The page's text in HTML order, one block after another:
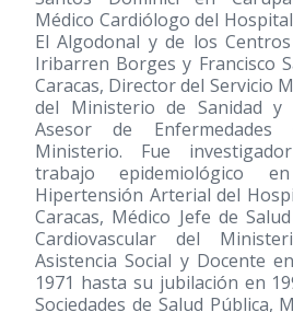
Médico Cardiólogo del
El Algodonal y de los
Iribarren Borges y Francisco
Caracas, Director del Servicio
del Ministerio de Sanidad y
Asesor de
Ministerio. Fue
trabajo epidemiológico
Hipertensión Arterial del
Caracas, Médico Jefe de
Cardiovascular del
Asistencia Social y Docente
1971 hasta su jubilación en
Sociedades de Salud Pública,